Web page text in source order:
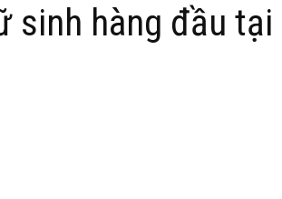
sinh hàng đầu tại